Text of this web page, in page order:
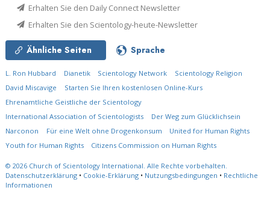
Erhalten Sie den Daily Connect Newsletter
Erhalten Sie den Scientology-heute-Newsletter
Ähnliche Seiten Sprache
L. Ron Hubbard Dianetik Scientology Network
Scientology Religion
David Miscavige
Starten Sie Ihren kostenlosen Online-Kurs
Ehrenamtliche Geistliche der Scientology
International Association of Scientologists
Der Weg zum Glücklichsein
Narconon
Für eine Welt ohne Drogenkonsum
United for Human Rights
Youth for Human Rights
Citizens Commission on Human Rights
© 2026 Church of Scientology International. Alle Rechte vorbehalten.
Datenschutzerklärung • Cookie-Erklärung • Nutzungsbedingungen • Rechtliche
Informationen